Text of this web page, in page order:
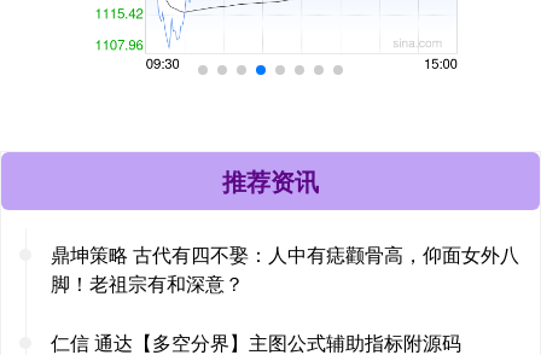
推荐资讯
鼎坤策略 古代有四不娶：人中有痣颧骨高，仰面女外八
脚！老祖宗有和深意？
仁信 通达【多空分界】主图公式辅助指标附源码